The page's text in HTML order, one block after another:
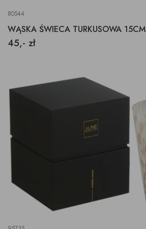
80544
WĄSKA ŚWIECA TURKUSOWA 15CM
45,- zł